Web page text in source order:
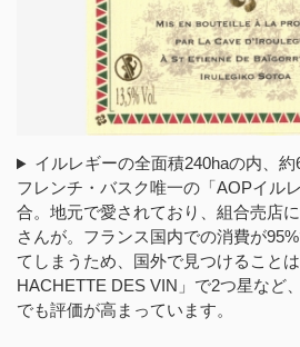
イルレギーの全面積240haの内、約
フレンチ・バスク唯一の「AOPイル
合。地元で愛されており、組合売店
さんが。フランス国内での消費が
てしまうため、国外で見つけること
HACHETTE DES VIN」で2つ星など
でも評価が高まっています。